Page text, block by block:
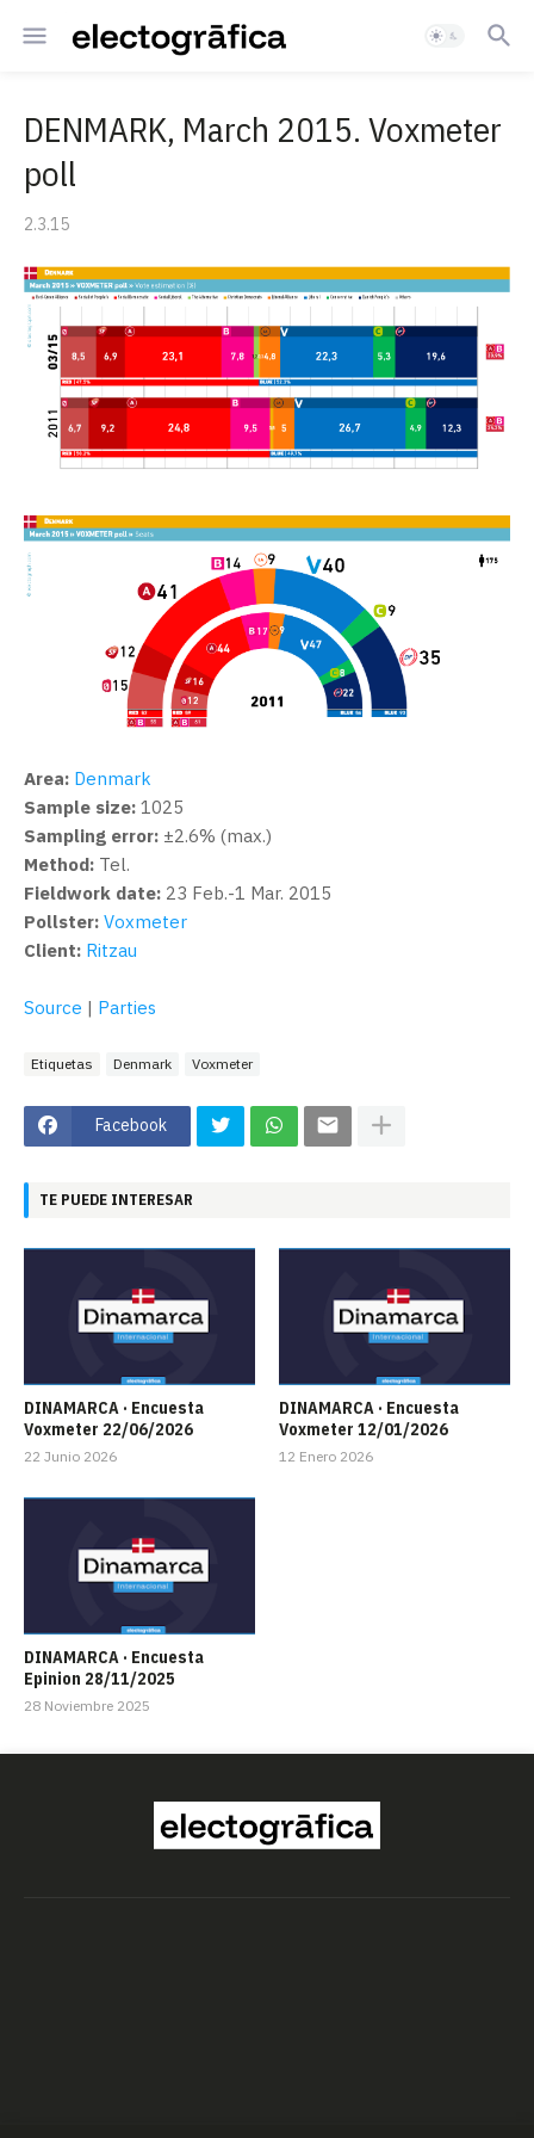
DENMARK, March 2015. Voxmeter
poll
2.3.15
Area: Denmark
Sample size: 1025
Sampling error: ±2.6% (max.)
Method: Tel.
Fieldwork date: 23 Feb.-1 Mar. 2015
Pollster: Voxmeter
Client: Ritzau
Source | Parties
Etiquetas Denmark Voxmeter
Facebook
TE PUEDE INTERESAR
DINAMARCA · Encuesta
Voxmeter 22/06/2026
22 Junio 2026
DINAMARCA · Encuesta
Voxmeter 12/01/2026
12 Enero 2026
DINAMARCA · Encuesta
Epinion 28/11/2025
28 Noviembre 2025